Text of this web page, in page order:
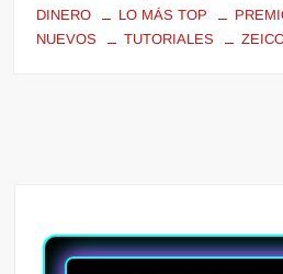
DINERO LO MÁS TOP
NUEVOS
TUTORIALES